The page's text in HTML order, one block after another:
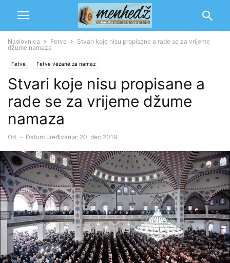
Naslovnica Fetve
Stvari koje nisu propisane a rade se za vrijeme
džume namaza
Fetve Fetve vezane za namaz
Stvari koje nisu propisane a
rade se za vrijeme džume
namaza
Od - Datum uređivanja: 20. dec 2019.